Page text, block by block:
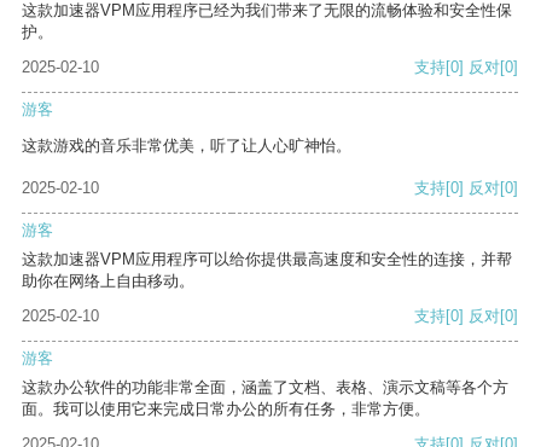
这款加速器VPM应用程序已经为我们带来了无限的流畅体验和安全性保
护。
2025-02-10
支持[0] 反对[0]
游客
这款游戏的音乐非常优美，听了让人心旷神怡。
2025-02-10 支持[0] 反对[0]
游客
这款加速器VPM应用程序可以给你提供最高速度和安全性的连接，并帮
助你在网络上自由移动。
2025-02-10
支持[0] 反对[0]
游客
这款办公软件的功能非常全面，涵盖了文档、表格、演示文稿等各个方
面。我可以使用它来完成日常办公的所有任务，非常方便。